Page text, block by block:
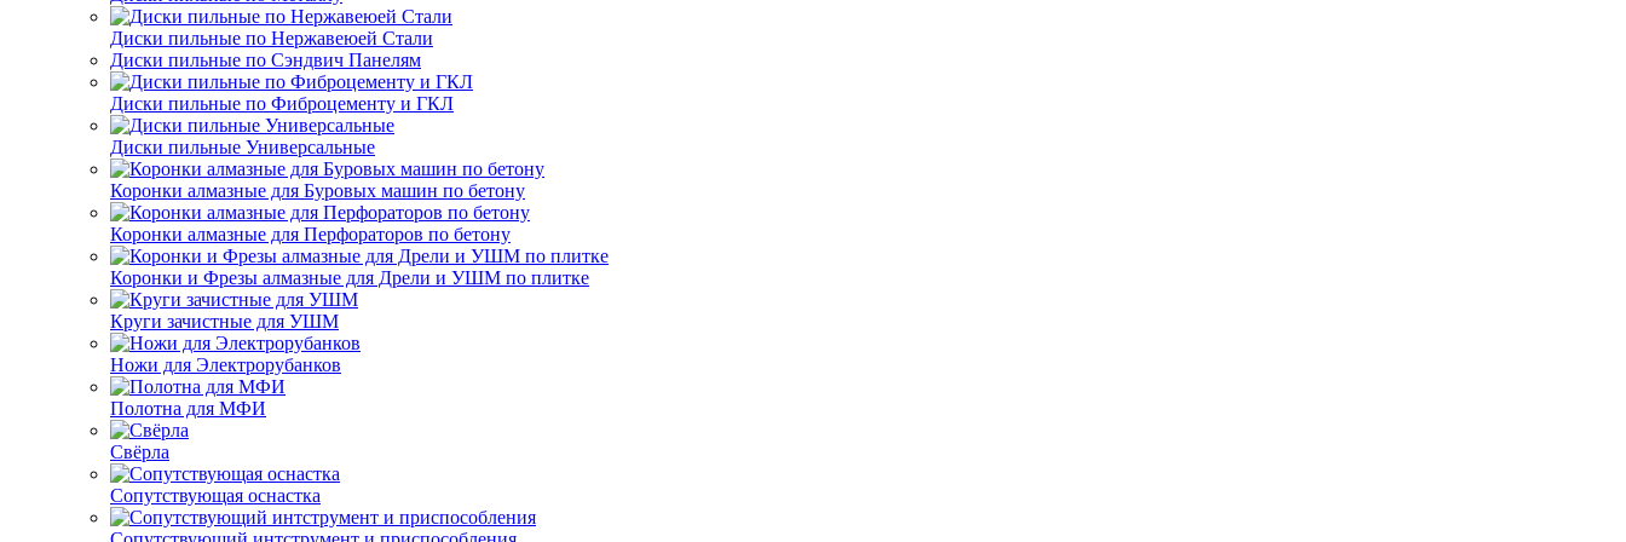
Диски пильные по Нержавеюей Стали
Диски пильные по Сэндвич Панелям
Диски пильные по Фиброцементу и ГКЛ
Диски пильные Универсальные
Коронки алмазные для Буровых машин по бетону
Коронки алмазные для Перфораторов по бетону
Коронки и Фрезы алмазные для Дрели и УШМ по плитке
Круги зачистные для УШМ
Ножи для Электрорубанков
Полотна для МФИ
Свёрла
Сопутствующая оснастка